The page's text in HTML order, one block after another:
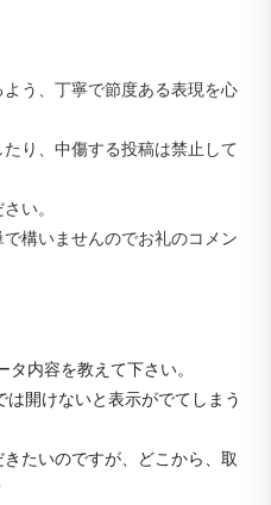
う、丁寧で節度ある表現を心
り、中傷する投稿は禁止して
い。
構いませんのでお礼のコメン
内容を教えて下さい。
開けないと表示がでてしまう
たいのですが、どこから、取